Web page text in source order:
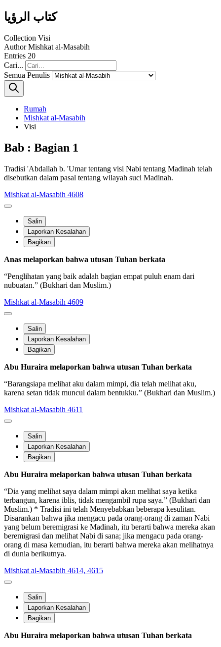
كتاب الرؤيا
Collection Visi
Author Mishkat al-Masabih
Entries 20
Cari...
Semua Penulis
Rumah
Mishkat al-Masabih
Visi
Bab : Bagian 1
Tradisi 'Abdallah b. 'Umar tentang visi Nabi tentang Madinah telah
disebutkan dalam pasal tentang wilayah suci Madinah.
Mishkat al-Masabih 4608
Salin
Laporkan Kesalahan
Bagikan
Anas melaporkan bahwa utusan Tuhan berkata
“Penglihatan yang baik adalah bagian empat puluh enam dari
nubuatan.” (Bukhari dan Muslim.)
Mishkat al-Masabih 4609
Salin
Laporkan Kesalahan
Bagikan
Abu Huraira melaporkan bahwa utusan Tuhan berkata
“Barangsiapa melihat aku dalam mimpi, dia telah melihat aku,
karena setan tidak muncul dalam bentukku.” (Bukhari dan Muslim.)
Mishkat al-Masabih 4611
Salin
Laporkan Kesalahan
Bagikan
Abu Huraira melaporkan bahwa utusan Tuhan berkata
“Dia yang melihat saya dalam mimpi akan melihat saya ketika
terbangun, karena iblis, tidak mengambil rupa saya.” (Bukhari dan
Muslim.) * Tradisi ini telah Menyebabkan beberapa kesulitan.
Disarankan bahwa jika mengacu pada orang-orang di zaman Nabi
yang belum beremigrasi ke Madinah, itu berarti bahwa mereka akan
beremigrasi dan melihat Nabi di sana; jika mengacu pada orang-
orang di masa kemudian, itu berarti bahwa mereka akan melihatnya
di dunia berikutnya.
Mishkat al-Masabih 4614, 4615
Salin
Laporkan Kesalahan
Bagikan
Abu Huraira melaporkan bahwa utusan Tuhan berkata